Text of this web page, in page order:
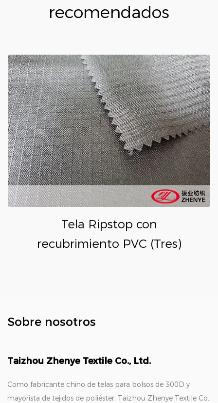
recomendados
Tela Ripstop con
recubrimiento PVC (Tres)
Sobre nosotros
Taizhou Zhenye Textile Co., Ltd.
Como fabricante chino de telas para bolsos de 300D y
mayorista de tejidos de poliéster, Taizhou Zhenye Textile Co.,